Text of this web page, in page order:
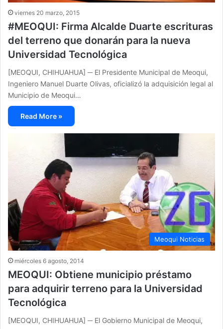
viernes 20 marzo, 2015
#MEOQUI: Firma Alcalde Duarte escrituras
del terreno que donarán para la nueva
Universidad Tecnológica
[MEOQUI, CHIHUAHUA] ─ El Presidente Municipal de Meoqui,
Ingeniero Manuel Duarte Olivas, oficializó la adquisición legal al
Municipio de Meoqui…
Read More »
Meoqui Noticias
miércoles 6 agosto, 2014
MEOQUI: Obtiene municipio préstamo
para adquirir terreno para la Universidad
Tecnológica
[MEOQUI, CHIHUAHUA] ─ El Gobierno Municipal de Meoqui,